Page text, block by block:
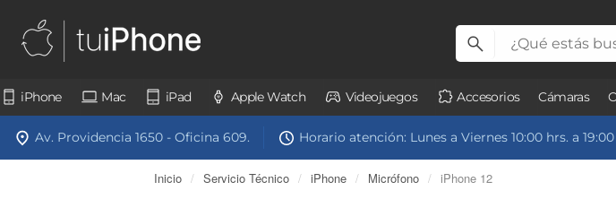
iPhone Mac iPad Apple Watch Videojuegos Accesorios Cámaras
Av. Providencia 1650 - Oficina 609. Horario atención: Lunes a Viernes 10:00 hrs. a 19:00
Inicio / Servicio Técnico / iPhone / Micrófono / iPhone 12